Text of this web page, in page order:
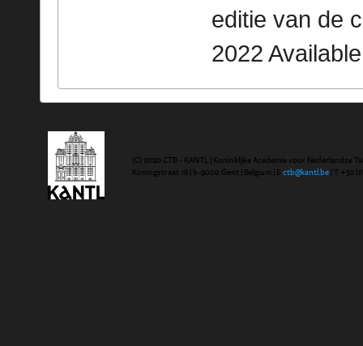
editie van de
2022
(C) 2020 CTB - KANTL | Koninklijke Academie voor Nederlandse
Koningstraat 18 | b-9000 Gent | Belgium | E ctb@kantl.be | T +32